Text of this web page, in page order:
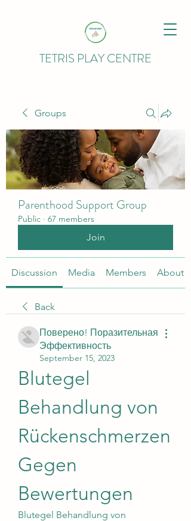
TETRIS PLAY CENTRE
Groups
Parenthood Support Group
Public · 67 members
Join
Discussion Media Members About
Back
Поверено! Поразительная
Эффективность
September 15, 2023
Blutegel
Behandlung von
Rückenschmerzen
Gegen
Bewertungen
Blutegel Behandlung von